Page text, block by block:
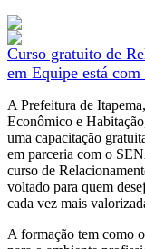
Curso gratuito de
em Equipe está
A Prefeitura de
Econômico e
uma capacitação
em parceria com o
curso de
voltado para quem
cada vez mais
A formação tem como